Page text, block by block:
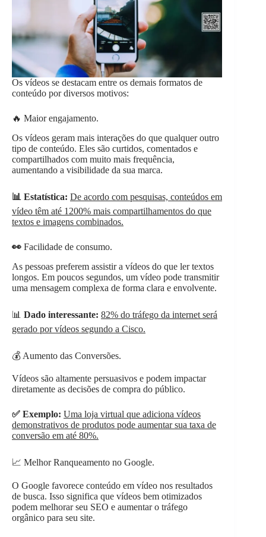
Os vídeos se destacam entre os demais formatos de
conteúdo por diversos motivos:
🔥 Maior engajamento.
Os vídeos geram mais interações do que qualquer outro
tipo de conteúdo. Eles são curtidos, comentados e
compartilhados com muito mais frequência,
aumentando a visibilidade da sua marca.
📊 Estatística: De acordo com pesquisas, conteúdos em
vídeo têm até 1200% mais compartilhamentos do que
textos e imagens combinados.
👀 Facilidade de consumo.
As pessoas preferem assistir a vídeos do que ler textos
longos. Em poucos segundos, um vídeo pode transmitir
uma mensagem complexa de forma clara e envolvente.
📊 Dado interessante: 82% do tráfego da internet será
gerado por vídeos segundo a Cisco.
💰 Aumento das Conversões.
Vídeos são altamente persuasivos e podem impactar
diretamente as decisões de compra do público.
✅ Exemplo: Uma loja virtual que adiciona vídeos
demonstrativos de produtos pode aumentar sua taxa de
conversão em até 80%.
📈 Melhor Ranqueamento no Google.
O Google favorece conteúdo em vídeo nos resultados
de busca. Isso significa que vídeos bem otimizados
podem melhorar seu SEO e aumentar o tráfego
orgânico para seu site.